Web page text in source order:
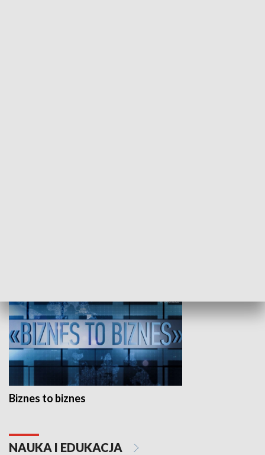
Biznes to biznes
NAUKA I EDUKACJA